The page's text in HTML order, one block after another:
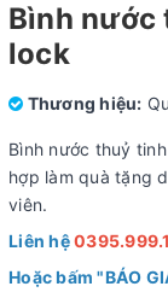
Bình nước
lock
Thương hiệu:
Bình nước thuỷ
hợp làm quà tặng
viên.
Liên hệ
Hoặc bấm "BÁO